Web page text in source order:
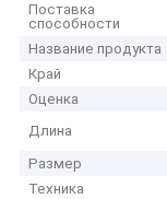
Поставка
способности
Название продукта
Край
Оценка
Длина
Размер
Техника